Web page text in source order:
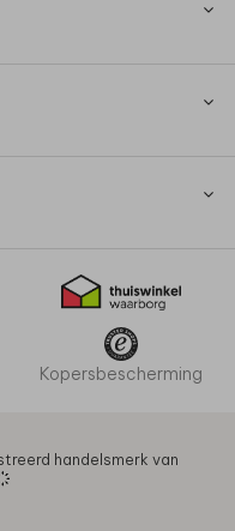
Kopersbescherming
handelsmerk van